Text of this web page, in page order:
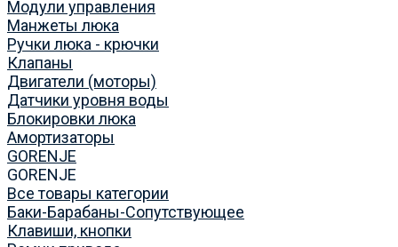
Модули управления
Манжеты люка
Ручки люка - крючки
Клапаны
Двигатели (моторы)
Датчики уровня воды
Блокировки люка
Амортизаторы
GORENJE
GORENJE
Все товары категории
Баки-Барабаны-Сопутствующее
Клавиши, кнопки